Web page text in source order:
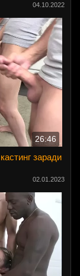
04.10.2022
26:46
заради
02.01.2023